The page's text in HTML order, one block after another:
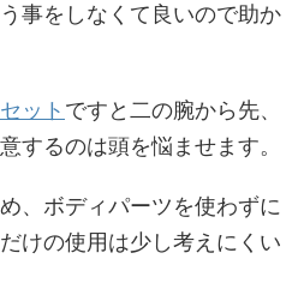
事をしなくて良いので助か
ット ですと二の腕から先、
するのは頭を悩ませます。
、ボディパーツを使わずに
けの使用は少し考えにくい